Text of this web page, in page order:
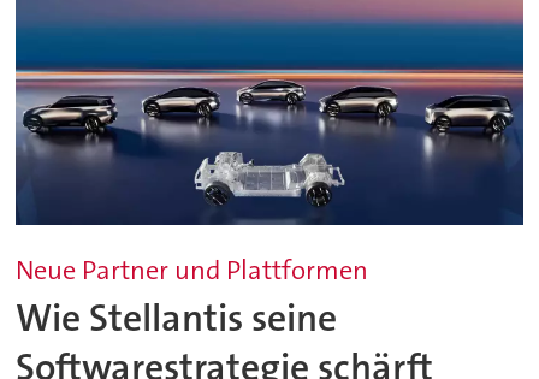
Neue Partner und Plattformen
Wie Stellantis seine
Softwarestrategie schärft